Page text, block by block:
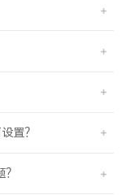
置？